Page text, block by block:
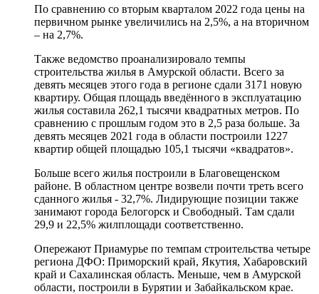
По сравнению со вторым кварталом 2022 года цены на
первичном рынке увеличились на 2,5%, а на вторичном
– на 2,7%.
Также ведомство проанализировало темпы
строительства жилья в Амурской области. Всего за
девять месяцев этого года в регионе сдали 3171 новую
квартиру. Общая площадь введённого в эксплуатацию
жилья составила 262,1 тысячи квадратных метров. По
сравнению с прошлым годом это в 2,5 раза больше. За
девять месяцев 2021 года в области построили 1227
квартир общей площадью 105,1 тысячи «квадратов».
Больше всего жилья построили в Благовещенском
районе. В областном центре возвели почти треть всего
сданного жилья - 32,7%. Лидирующие позиции также
занимают города Белогорск и Свободный. Там сдали
29,9 и 22,5% жилплощади соответственно.
Опережают Приамурье по темпам строительства четыре
региона ДФО: Приморский край, Якутия, Хабаровский
край и Сахалинская область. Меньше, чем в Амурской
области, построили в Бурятии и Забайкальском крае.